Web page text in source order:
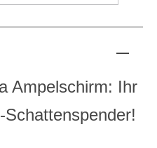
Ampelschirm: Ihr